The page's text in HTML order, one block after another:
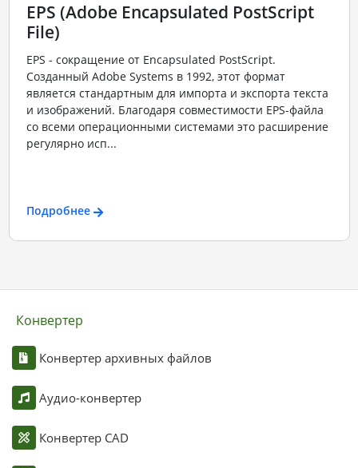
EPS (Adobe Encapsulated PostScript
File)
EPS - сокращение от Encapsulated PostScript.
Созданный Adobe Systems в 1992, этот формат
является стандартным для импорта и экспорта текста
и изображений. Благодаря совместимости EPS-файла
со всеми операционными системами это расширение
регулярно исп...
Подробнее
Конвертер
Конвертер архивных файлов
Аудио-конвертер
Конвертер CAD